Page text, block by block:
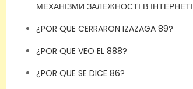
МЕХАНІЗМИ ЗАЛЕЖНОСТІ В ІНТЕРНЕТІ
¿POR QUE CERRARON IZAZAGA 89?
¿POR QUE VEO EL 888?
¿POR QUE SE DICE 86?